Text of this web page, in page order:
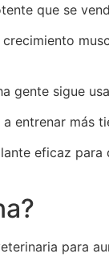
que se
gente sigue
entrenar más
eficaz
para